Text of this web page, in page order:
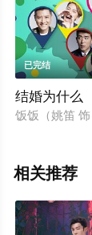
息可移步至
已完结
结婚为什么
饭饭（姚笛
相关推荐